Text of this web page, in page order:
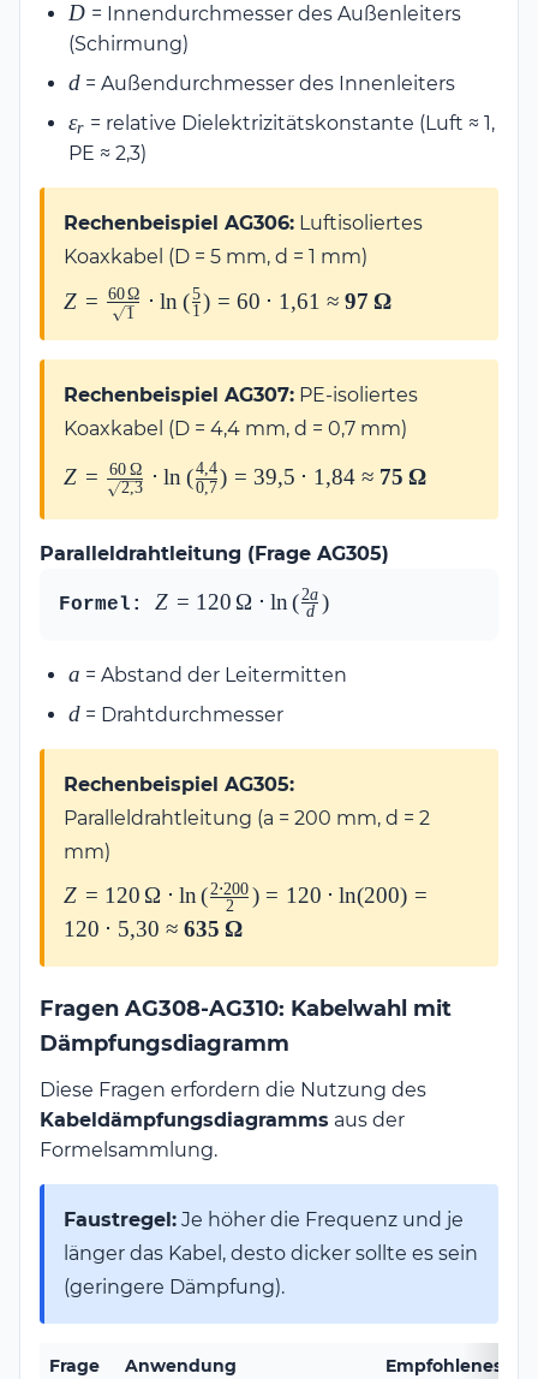
\cdot \ln\left(\frac{D}
{d}\right)
D
D = Innendurchmesser des Außenleiters
(Schirmung)
d
d = Außendurchmesser des Innenleiters
\varepsilon_r
εr = relative Dielektrizitätskonstante (Luft ≈ 1,
PE ≈ 2,3)
Rechenbeispiel AG306: Luftisoliertes
Koaxkabel (D = 5 mm, d = 1 mm)
Z =
\frac{60\,\Omega}
{\sqrt{1}} \cdot
\ln\left(\frac{5}
{1}\right) = 60 \cdot
1{,}61 \approx
\mathbf{97\,\Omega}
Z =
1
60Ω ⋅ ln ( 1
5) = 60 ⋅ 1 ,61 ≈ 97 Ω
Rechenbeispiel AG307: PE-isoliertes
Koaxkabel (D = 4,4 mm, d = 0,7 mm)
Z =
\frac{60\,\Omega}
{\sqrt{2{,}3}} \cdot
\ln\left(\frac{4{,}4}
39{,}5 \cdot 1{,}84
\mathbf{75\,\Omega}
Z = 2,3
60 Ω ⋅ ln (0, 7
4,4) = 39,5 ⋅ 1 ,84 ≈ 75 Ω
Paralleldrahtleitung (Frage AG305)
Formel:
Z =
\ln\left(\frac{2a}
{d}\right)
Z = 120 Ω ⋅ ln( d
2a )
a
a = Abstand der Leitermitten
d
d = Drahtdurchmesser
Rechenbeispiel AG305:
Paralleldrahtleitung (a = 200 mm, d = 2
mm)
Z = 120\,\Omega \cdot
\ln\left(\frac{2 \cdot
\cdot 5{,}30 \approx
\mathbf{635\,\Omega}
Z = 120 Ω ⋅ ln( 2
2⋅200 ) = 120 ⋅ ln(200) =
120 ⋅ 5,30 ≈ 635 Ω
Fragen AG308-AG310: Kabelwahl mit
Dämpfungsdiagramm
Diese Fragen erfordern die Nutzung des
Kabeldämpfungsdiagramms aus der
Formelsammlung.
Faustregel: Je höher die Frequenz und je
länger das Kabel, desto dicker sollte es sein
(geringere Dämpfung).
Frage Anwendung Empfohlenes